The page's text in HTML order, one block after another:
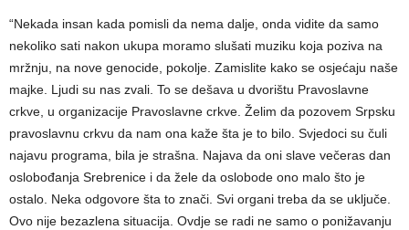
“Nekada insan kada pomisli da nema dalje, onda vidite da samo
nekoliko sati nakon ukupa moramo slušati muziku koja poziva na
mržnju, na nove genocide, pokolje. Zamislite kako se osjećaju naše
majke. Ljudi su nas zvali. To se dešava u dvorištu Pravoslavne
crkve, u organizacije Pravoslavne crkve. Želim da pozovem Srpsku
pravoslavnu crkvu da nam ona kaže šta je to bilo. Svjedoci su čuli
najavu programa, bila je strašna. Najava da oni slave večeras dan
oslobođanja Srebrenice i da žele da oslobode ono malo što je
ostalo. Neka odgovore šta to znači. Svi organi treba da se uključe.
Ovo nije bezazlena situacija. Ovdje se radi ne samo o ponižavanju